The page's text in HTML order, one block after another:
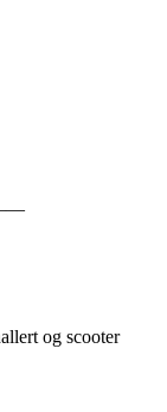
og scooter